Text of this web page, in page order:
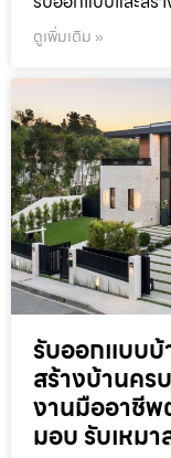
ดูเพิ่มเติม »
รับออกแบบบ้
สร้างบ้านคร
งานมืออาชี
มอบ รับเหม